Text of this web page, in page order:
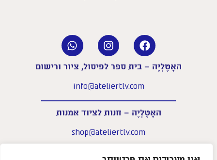
האָטֶלְיֶה – בית ספר לפיסול, ציור ורישום
info@ateliertlv.com
האָטֶלְיֶה – חנות לציוד אמנות
shop@ateliertlv.com
א׳–ה׳: 09:00-18:00